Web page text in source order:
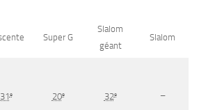
Super G
Slalom
géant
Slalom
31e 20e 32e –